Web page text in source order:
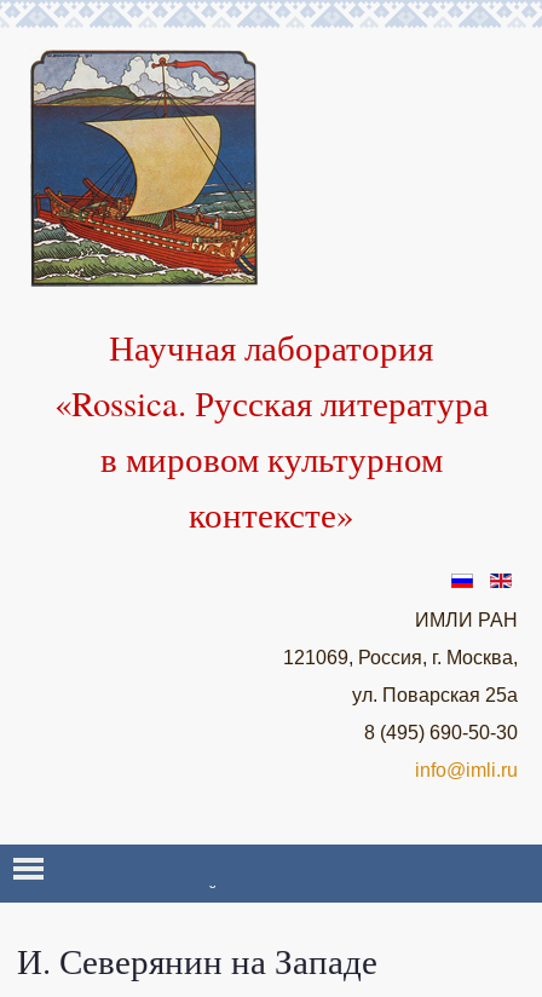
Научная лаборатория
«Rossica. Русская литература
в мировом культурном
контексте»
ИМЛИ РАН
121069, Россия, г. Москва,
ул. Поварская 25а
8 (495) 690-50-30
info@imli.ru
НОВОСТИ
И. Северянин на Западе